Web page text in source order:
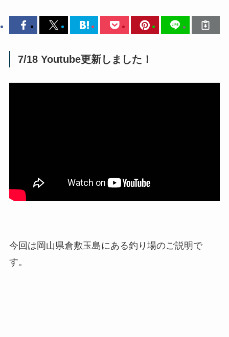
7/18 Youtube更新しました！
今回は岡山県倉敷玉島にある釣り場のご説明で
す。